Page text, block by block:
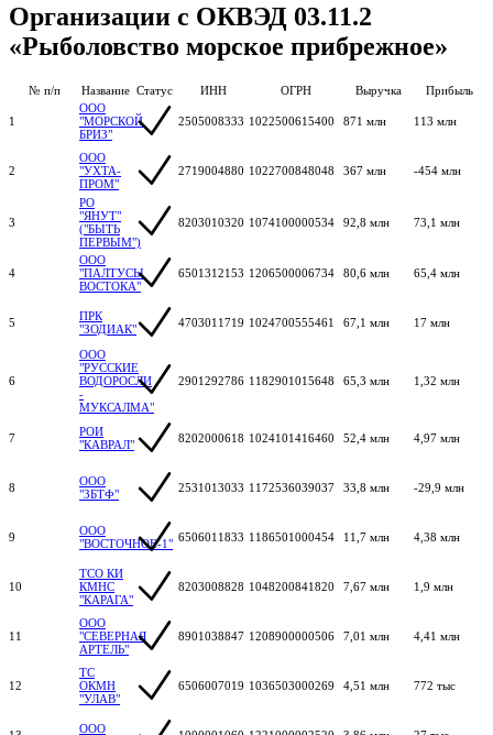
Организации с ОКВЭД 03.11.2
«Рыболовство морское прибрежное»
№ п/п Название Статус ИНН ОГРН Выручка Прибыль
1
ООО
"МОРСКОЙ
БРИЗ"
2505008333 1022500615400 871 млн 113 млн
2
ООО
"УХТА-
ПРОМ"
2719004880 1022700848048 367 млн -454 млн
3
РО
"ЯНУТ"
("БЫТЬ
ПЕРВЫМ")
8203010320 1074100000534 92,8 млн 73,1 млн
4
ООО
"ПАЛТУСЫ
ВОСТОКА"
6501312153 1206500006734 80,6 млн 65,4 млн
5
ПРК
"ЗОДИАК"
4703011719 1024700555461 67,1 млн 17 млн
6
ООО
"РУССКИЕ
ВОДОРОСЛИ
-
МУКСАЛМА"
2901292786 1182901015648 65,3 млн 1,32 млн
7
РОИ
"КАВРАЛ"
8202000618 1024101416460 52,4 млн 4,97 млн
8
ООО
"ЗБТФ"
2531013033 1172536039037 33,8 млн -29,9 млн
9
ООО
"ВОСТОЧНОЕ-1" 6506011833 1186501000454 11,7 млн 4,38 млн
10
ТСО КИ
КМНС
"КАРАГА"
8203008828 1048200841820 7,67 млн 1,9 млн
11
ООО
"СЕВЕРНАЯ
АРТЕЛЬ"
8901038847 1208900000506 7,01 млн 4,41 млн
12
ТС
ОКМН
"УЛАВ"
6506007019 1036503000269 4,51 млн 772 тыс
ООО